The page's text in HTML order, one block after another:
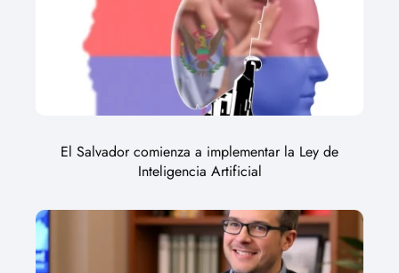
El Salvador comienza a implementar la Ley de
Inteligencia Artificial